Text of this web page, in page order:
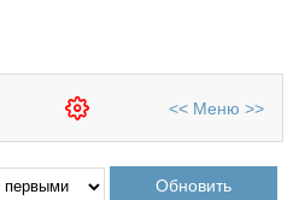
<< Меню >>